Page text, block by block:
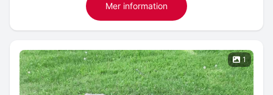
Mer information
1